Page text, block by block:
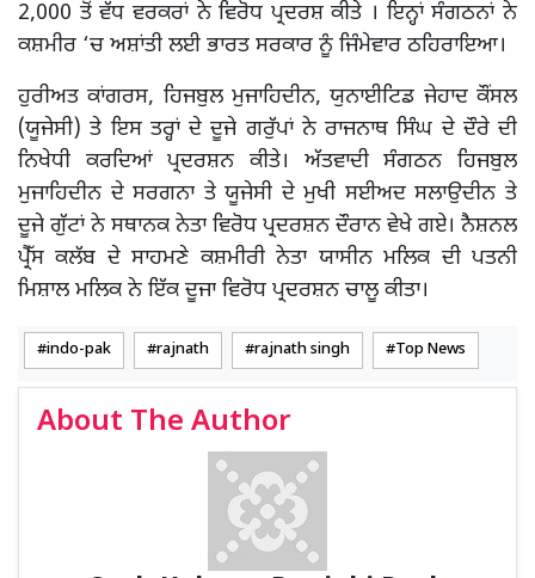
2,000 ਤੋਂ ਵੱਧ ਵਰਕਰਾਂ ਨੇ ਵਿਰੋਧ ਪ੍ਰਦਰਸ਼ ਕੀਤੇ । ਇਨ੍ਹਾਂ ਸੰਗਠਨਾਂ ਨੇ
ਕਸ਼ਮੀਰ ‘ਚ ਅਸ਼ਾਂਤੀ ਲਈ ਭਾਰਤ ਸਰਕਾਰ ਨੂੰ ਜਿੰਮੇਵਾਰ ਠਹਿਰਾਇਆ।
ਹੁਰੀਅਤ ਕਾਂਗਰਸ, ਹਿਜਬੁਲ ਮੁਜਾਹਿਦੀਨ, ਯੁਨਾਈਟਿਡ ਜੇਹਾਦ ਕੌਂਸਲ
(ਯੂਜੇਸੀ) ਤੇ ਇਸ ਤਰ੍ਹਾਂ ਦੇ ਦੂਜੇ ਗਰੁੱਪਾਂ ਨੇ ਰਾਜਨਾਥ ਸਿੰਘ ਦੇ ਦੌਰੇ ਦੀ
ਨਿਖੇਧੀ ਕਰਦਿਆਂ ਪ੍ਰਦਰਸ਼ਨ ਕੀਤੇ। ਅੱਤਵਾਦੀ ਸੰਗਠਨ ਹਿਜਬੁਲ
ਮੁਜਾਹਿਦੀਨ ਦੇ ਸਰਗਨਾ ਤੇ ਯੂਜੇਸੀ ਦੇ ਮੁਖੀ ਸਈਅਦ ਸਲਾਉਦੀਨ ਤੇ
ਦੂਜੇ ਗੁੱਟਾਂ ਨੇ ਸਥਾਨਕ ਨੇਤਾ ਵਿਰੋਧ ਪ੍ਰਦਰਸ਼ਨ ਦੌਰਾਨ ਵੇਖੇ ਗਏ। ਨੈਸ਼ਨਲ
ਪ੍ਰੈੱਸ ਕਲੱਬ ਦੇ ਸਾਹਮਣੇ ਕਸ਼ਮੀਰੀ ਨੇਤਾ ਯਾਸੀਨ ਮਲਿਕ ਦੀ ਪਤਨੀ
ਮਿਸ਼ਾਲ ਮਲਿਕ ਨੇ ਇੱਕ ਦੂਜਾ ਵਿਰੋਧ ਪ੍ਰਦਰਸ਼ਨ ਚਾਲੂ ਕੀਤਾ।
indo-pak rajnath rajnath singh Top News
About The Author